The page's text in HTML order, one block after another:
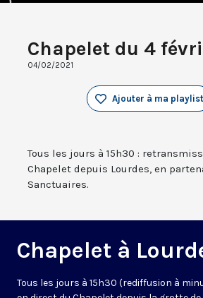
Chapelet du 4
04/02/2021
Ajouter à ma playlist
Tous les jours à 15h30 :
Chapelet depuis Lourdes, en
Sanctuaires.
Chapelet à
Tous les jours à 15h30 (rediffusion à